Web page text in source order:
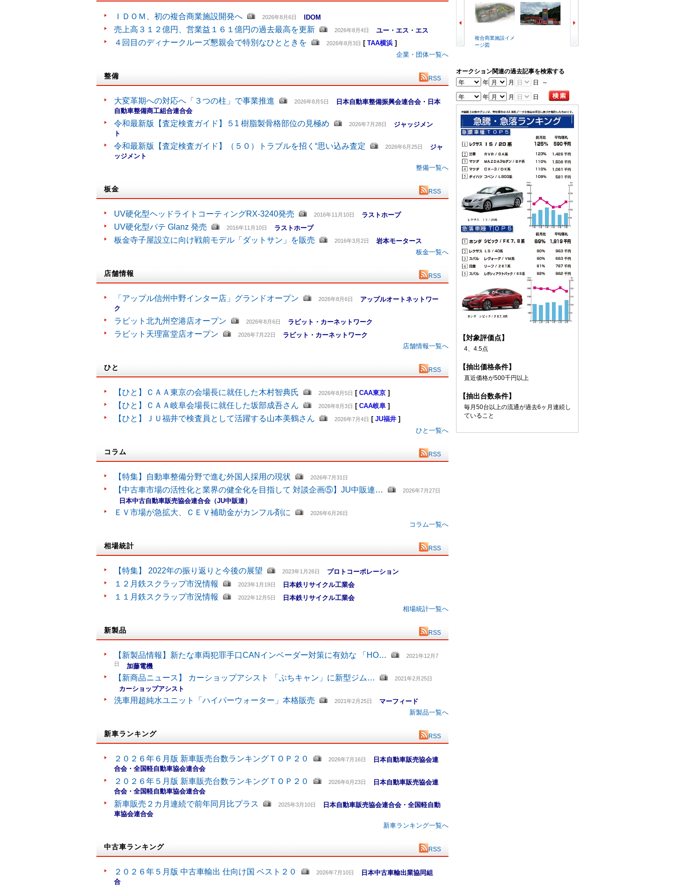
ＩＤＯＭ、初の複合商業施設開発へ 2026年8月6日 IDOM
売上高３１２億円、営業益１６１億円の過去最高を更新 2026年8月4日 ユー・エス・エス
４回目のディナークルーズ懇親会で特別なひとときを 2026年8月3日 [ TAA横浜 ]
企業・団体一覧へ
整備 RSS
大変革期への対応へ「３つの柱」で事業推進 2026年8月5日 日本自動車整備振興会連合会・日本
自動車整備商工組合連合会
令和最新版【査定検査ガイド】５1 樹脂製骨格部位の見極め
2026年7月28日 ジャッジメン
ト
令和最新版【査定検査ガイド】（５０）トラブルを招く“思い込み査定
2026年6月25日 ジャ
ッジメント
整備一覧へ
板金 RSS
UV硬化型ヘッドライトコーティングRX-3240発売 2016年11月10日 ラストホープ
UV硬化型パテ Glanz 発売 2016年11月10日 ラストホープ
板金寺子屋設立に向け戦前モデル「ダットサン」を販売 2016年3月2日
岩本モータース
板金一覧へ
店舗情報 RSS
「アップル信州中野インター店」グランドオープン 2026年8月6日 アップルオートネットワー
ク
ラビット北九州空港店オープン
2026年8月6日 ラビット・カーネットワーク
ラビット天理富堂店オープン 2026年7月22日
ラビット・カーネットワーク
店舗情報一覧へ
ひと RSS
【ひと】ＣＡＡ東京の会場長に就任した木村智典氏 2026年8月5日 [ CAA東京 ]
【ひと】ＣＡＡ岐阜会場長に就任した坂部成吾さん 2026年8月3日 [ CAA岐阜 ]
【ひと】ＪＵ福井で検査員として活躍する山本美鶴さん 2026年7月4日 [ JU福井 ]
ひと一覧へ
コラム RSS
【特集】自動車整備分野で進む外国人採用の現状 2026年7月31日
【中古車市場の活性化と業界の健全化を目指して 対談企画⑤】JU中販連… 2026年7月27日
日本中古自動車販売協会連合会（JU中販連）
ＥＶ市場が急拡大、ＣＥＶ補助金がカンフル剤に 2026年6月26日
コラム一覧へ
相場統計 RSS
【特集】 2022年の振り返りと今後の展望 2023年1月26日 プロトコーポレーション
１２月鉄スクラップ市況情報 2023年1月19日 日本鉄リサイクル工業会
１１月鉄スクラップ市況情報 2022年12月5日
日本鉄リサイクル工業会
相場統計一覧へ
新製品 RSS
【新製品情報】新たな車両犯罪手口CANインベーダー対策に有効な 「HO… 2021年12月7
日 加藤電機
【新商品ニュース】 カーショップアシスト 「ぷちキャン」に新型ジム… 2021年2月25日
カーショップアシスト
洗車用超純水ユニット「ハイパーウォーター」本格販売 2021年2月25日
マーフィード
新製品一覧へ
新車ランキング RSS
２０２６年６月版 新車販売台数ランキングＴＯＰ２０ 2026年7月16日 日本自動車販売協会連
合会・全国軽自動車協会連合会
２０２６年５月版 新車販売台数ランキングＴＯＰ２０
2026年6月23日 日本自動車販売協会連
合会・全国軽自動車協会連合会
新車販売２カ月連続で前年同月比プラス
2025年3月10日 日本自動車販売協会連合会・全国軽自動
車協会連合会
新車ランキング一覧へ
中古車ランキング RSS
２０２６年５月版 中古車輸出 仕向け国 ベスト２０ 2026年7月10日 日本中古車輸出業協同組
合
複合商業施設イメ
ージ図
港店外観
オークション関連の過去記事を検索する
年
月 日 ～
年 月 日
【対象評価点】
4、4.5点
【抽出価格条件】
直近価格が500千円以上
【抽出台数条件】
毎月50台以上の流通が過去6ヶ月連続し
ていること